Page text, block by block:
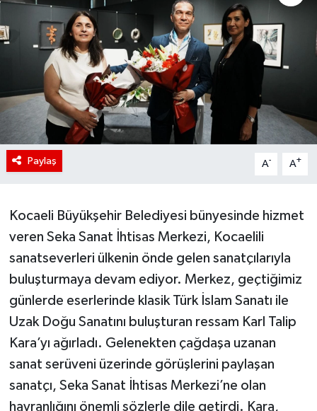
Paylaş A- A+
Kocaeli Büyükşehir Belediyesi bünyesinde hizmet
veren Seka Sanat İhtisas Merkezi, Kocaelili
sanatseverleri ülkenin önde gelen sanatçılarıyla
buluşturmaya devam ediyor. Merkez, geçtiğimiz
günlerde eserlerinde klasik Türk İslam Sanatı ile
Uzak Doğu Sanatını buluşturan ressam Karl Talip
Kara’yı ağırladı. Gelenekten çağdaşa uzanan
sanat serüveni üzerinde görüşlerini paylaşan
sanatçı, Seka Sanat İhtisas Merkezi’ne olan
hayranlığını önemli sözlerle dile getirdi. Kara,